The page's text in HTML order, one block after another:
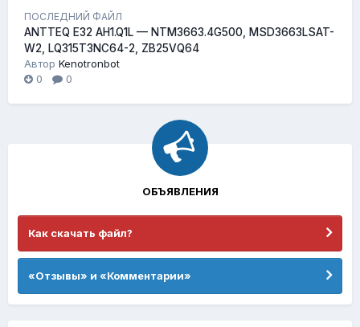
ПОСЛЕДНИЙ ФАЙЛ
ANTTEQ E32 AH1.Q1L — NTM3663.4G500, MSD3663LSAT-
W2, LQ315T3NC64-2, ZB25VQ64
Автор Kenotronbot
0
0
ОБЪЯВЛЕНИЯ
Как скачать файл?
«Отзывы» и «Комментарии»